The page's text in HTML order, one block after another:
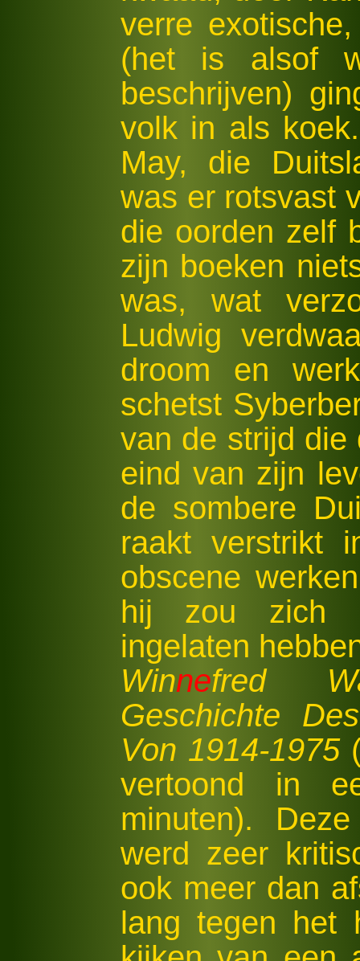
verre
(het is alsof
beschrijven)
volk in als
May, die
was er rotsvast
die oorden zelf
zijn boeken
was, wat
Ludwig
droom en
schetst
van de strijd die
eind van zijn
de sombere
raakt verstrikt
obscene
hij zou zich
ingelaten
Winnefred
Geschichte
Von 1914-1975
vertoond in
minuten).
werd zeer
ook meer dan
lang tegen het